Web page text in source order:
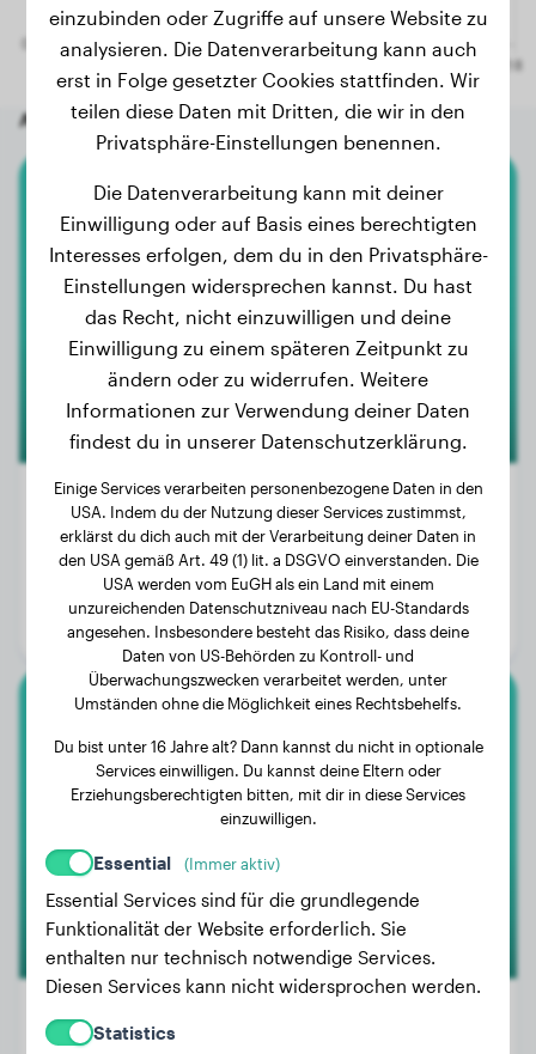
Andere zufällige Hunde
Cocker Spaniel
Luna
Gewicht:
18 kg
1 Jahr, 10 Monate
Geschlecht:
Hündinn
Holly
einzubinden oder Zugriffe auf unsere Website zu
analysieren. Die Datenverarbeitung kann auch
erst in Folge gesetzter Cookies stattfinden. Wir
teilen diese Daten mit Dritten, die wir in den
Privatsphäre-Einstellungen benennen.
Die Datenverarbeitung kann mit deiner
Einwilligung oder auf Basis eines berechtigten
Interesses erfolgen, dem du in den Privatsphäre-
Einstellungen widersprechen kannst. Du hast
das Recht, nicht einzuwilligen und deine
Einwilligung zu einem späteren Zeitpunkt zu
ändern oder zu widerrufen. Weitere
Informationen zur Verwendung deiner Daten
findest du in unserer Datenschutzerklärung.
Einige Services verarbeiten personenbezogene Daten in den
USA. Indem du der Nutzung dieser Services zustimmst,
erklärst du dich auch mit der Verarbeitung deiner Daten in
den USA gemäß Art. 49 (1) lit. a DSGVO einverstanden. Die
USA werden vom EuGH als ein Land mit einem
unzureichenden Datenschutzniveau nach EU-Standards
angesehen. Insbesondere besteht das Risiko, dass deine
Daten von US-Behörden zu Kontroll- und
Überwachungszwecken verarbeitet werden, unter
Umständen ohne die Möglichkeit eines Rechtsbehelfs.
Du bist unter 16 Jahre alt? Dann kannst du nicht in optionale
Services einwilligen. Du kannst deine Eltern oder
Erziehungsberechtigten bitten, mit dir in diese Services
einzuwilligen.
Essential (Immer aktiv)
Essential Services sind für die grundlegende
Funktionalität der Website erforderlich. Sie
enthalten nur technisch notwendige Services.
Diesen Services kann nicht widersprochen werden.
Statistics